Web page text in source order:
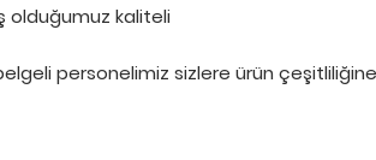
olduğumuz kaliteli
personelimiz sizlere ürün